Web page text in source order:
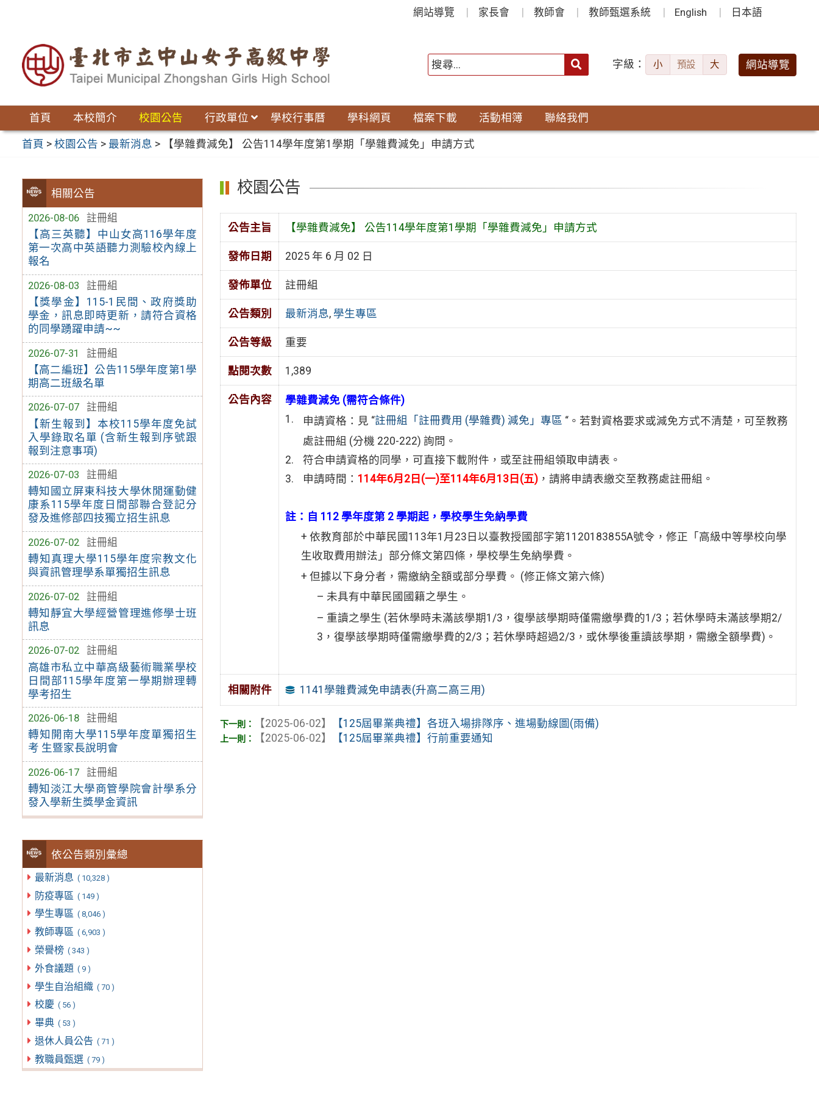
網站導覽 家長會 教師會 教師甄選系統 English 日本語
字級： 小 預設 大 網站導覽
首頁 本校簡介 校園公告 行政單位 學校行事曆 學科網頁 檔案下載 活動相簿 聯絡我們
首頁 >校園公告 > 最新消息 > 【學雜費減免】 公告114學年度第1學期「學雜費減免」申請方式
相關公告
2026-08-06
註冊組
【高三英聽】中山女高116學年度
第一次高中英語聽力測驗校內線上
報名
2026-08-03
註冊組
【獎學金】115-1民間、政府獎助
學金，訊息即時更新，請符合資格
的同學踴躍申請~~
2026-07-31
註冊組
【高二編班】公告115學年度第1學
期高二班級名單
2026-07-07
註冊組
【新生報到】本校115學年度免試
入學錄取名單 (含新生報到序號跟
報到注意事項)
2026-07-03
註冊組
轉知國立屏東科技大學休閒運動健
康系115學年度日間部聯合登記分
發及進修部四技獨立招生訊息
2026-07-02
註冊組
轉知真理大學115學年度宗教文化
與資訊管理學系單獨招生訊息
2026-07-02
註冊組
轉知靜宜大學經營管理進修學士班
訊息
2026-07-02
註冊組
高雄市私立中華高級藝術職業學校
日間部115學年度第一學期辦理轉
學考招生
2026-06-18
註冊組
轉知開南大學115學年度單獨招生
考 生暨家長說明會
2026-06-17
註冊組
轉知淡江大學商管學院會計學系分
發入學新生獎學金資訊
依公告類別彙總
最新消息 ( 10,328 )
防疫專區 ( 149 )
學生專區 ( 8,046 )
教師專區 ( 6,903 )
榮譽榜 ( 343 )
外食議題 ( 9 )
學生自治組織 ( 70 )
校慶 ( 56 )
畢典 ( 53 )
退休人員公告 ( 71 )
教職員甄選 ( 79 )
校園公告
公告主旨 【學雜費減免】 公告114學年度第1學期「學雜費減免」申請方式
發佈日期 2025 年 6 月 02 日
發佈單位 註冊組
公告類別 最新消息, 學生專區
公告等級 重要
點閱次數 1,389
公告內容
學雜費減免 (需符合條件)
申請資格：見 “註冊組「註冊費用 (學雜費) 減免」專區 “。若對資格要求或減免方式不清楚，可至教務
處註冊組 (分機 220-222) 詢問。
符合申請資格的同學，可直接下載附件，或至註冊組領取申請表。
申請時間： 114年6月2日(一)至114年6月13日(五) ，請將申請表繳交至教務處註冊組。
註：自 112 學年度第 2 學期起，學校學生免納學費
+ 依教育部於中華民國113年1月23日以臺教授國部字第1120183855A號令，修正「高級中等學校向學
生收取費用辦法」部分條文第四條，學校學生免納學費。
+ 但據以下身分者，需繳納全額或部分學費。 (修正條文第六條)
– 未具有中華民國國籍之學生。
– 重讀之學生 (若休學時未滿該學期1/3，復學該學期時僅需繳學費的1/3；若休學時未滿該學期2/
3，復學該學期時僅需繳學費的2/3；若休學時超過2/3，或休學後重讀該學期，需繳全額學費)。
相關附件 1141學雜費減免申請表(升高二高三用)
【2025-06-02】
【125屆畢業典禮】各班入場排隊序、進場動線圖(雨備)
【2025-06-02】
【125屆畢業典禮】行前重要通知